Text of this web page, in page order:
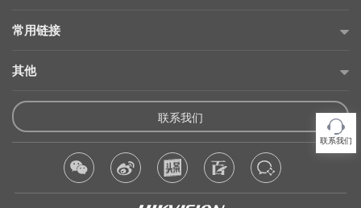
联系我们
可持续发展
招贤纳士
联系我们
故障自查
维修在线申请
维修状态查询
产品延保购买
产品公告
常用链接
海康云商
海康云眸
海康互联
海康合作伙伴
其他
供应商平台
产品使用倡议
法律声明
联系我们